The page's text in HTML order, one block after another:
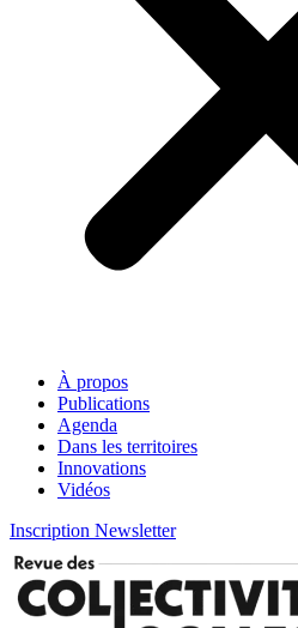
À propos
Publications
Agenda
Dans les territoires
Innovations
Vidéos
Inscription Newsletter